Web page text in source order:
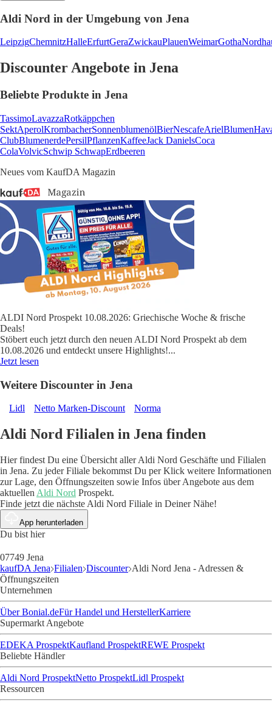
Aldi Nord in der Umgebung von Jena
LeipzigChemnitzHalleErfurtGeraZwickauPlauenWeimarGotha
Discounter Angebote in Jena
Beliebte Produkte in Jena
TassimoLavazzaRotkäppchen
SektAperolKrombacherSonnenblumenölBierNescafeArielBlumen
ClubBlumenerdePersilPflanzenKaffeeJack DanielsCoca
ColaVolvicSchwip SchwapErdbeeren
Neues vom KaufDA Magazin
ALDI Nord Prospekt 10.08.2026: Griechische Woche & frische
Deals!
Stöbert euch jetzt durch den neuen ALDI Nord Prospekt ab dem
10.08.2026 und entdeckt unsere Highlights!...
Jetzt lesen
Weitere Discounter in Jena
Lidl Netto Marken-Discount Norma
Aldi Nord Filialen in Jena finden
Hier findest Du eine Übersicht aller Aldi Nord Geschäfte und Filialen
in Jena. Zu jeder Filiale bekommst Du per Klick weitere Informationen
zur Lage, den Öffnungszeiten sowie Infos über Angebote aus dem
aktuellen Aldi Nord Prospekt.
Finde jetzt die nächste Aldi Nord Filiale in Deiner Nähe!
App herunterladen
Du bist hier
07749 Jena
kaufDA Jena Filialen Discounter Aldi Nord Jena - Adressen &
Öffnungszeiten
Unternehmen
Über Bonial.deFür Handel und HerstellerKarriere
Supermarkt Angebote
EDEKA ProspektKaufland ProspektREWE Prospekt
Beliebte Händler
Aldi Nord ProspektNetto ProspektLidl Prospekt
Ressourcen